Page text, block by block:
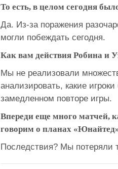
То есть, в целом сегодня
Да. Из-за поражения
могли побеждать сегодня.
Как вам действия Робина и
Мы не реализовали
анализировать, какие
замедленном повторе игры.
Впереди еще много матчей,
говорим о планах
Последствия? Мы потеряли